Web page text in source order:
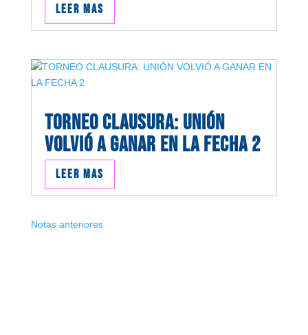
Leer mas
TORNEO CLAUSURA: UNIÓN
VOLVIÓ A GANAR EN LA FECHA 2
Leer mas
Notas anteriores